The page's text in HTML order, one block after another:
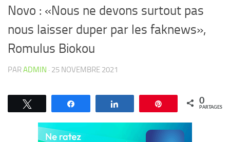
Novo : «Nous ne devons surtout pas
nous laisser duper par les faknews»,
Romulus Biokou
PARADMIN · 25 NOVEMBRE 2021
Épingle 0
PARTAGES